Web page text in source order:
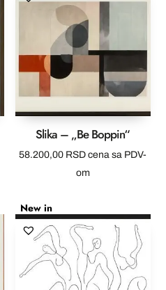
Slika – „Be Boppin“
58.200,00 RSD cena sa PDV-
om
New in